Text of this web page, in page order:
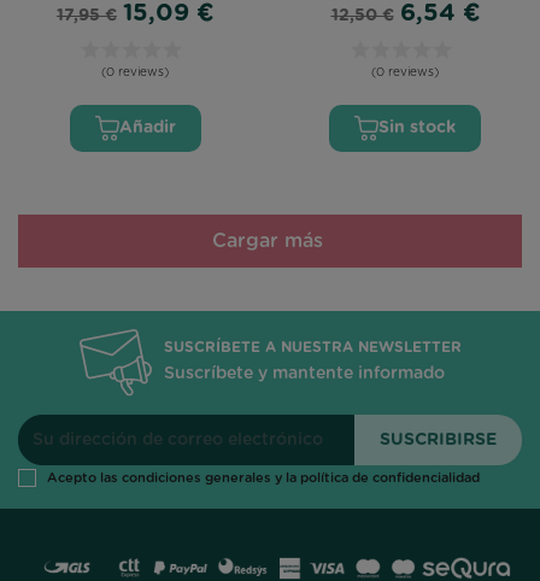
17,95 € 15,09 €
(0 reviews)
Añadir
12,50 € 6,54 €
(0 reviews)
Sin stock
Cargar más
SUSCRÍBETE A NUESTRA NEWSLETTER
Suscríbete y mantente informado
Acepto las condiciones generales y la política de confidencialidad